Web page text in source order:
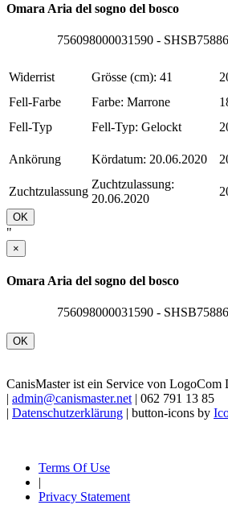
Omara Aria del sogno del bosco
756098000031590 -
Widerrist Grösse (cm): 41
Fell-Farbe
Farbe: Marrone
Fell-Typ
Fell-Typ: Gelockt
Ankörung
Kördatum: 20.06.2020
Zuchtzulassung
Zuchtzulassung:
20.06.2020
OK
"
×
Omara Aria del sogno del bosco
756098000031590 -
OK
CanisMaster ist ein Service von LogoCom
admin@canismaster.net| 062 791 13 85
Datenschutzerklärung | button-icons by
Terms Of Use
Privacy Statement